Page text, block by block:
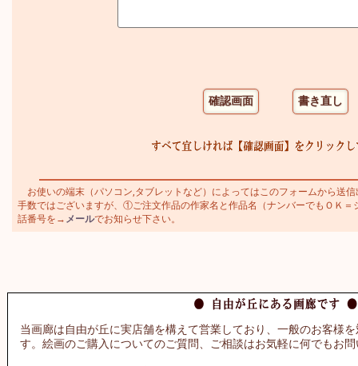
お使いの端末（パソコン,タブレットなど）によってはこのフォームから送
手数ではございますが、①ご注文作品の作家名と作品名（ナンバーでもＯＫ
話番号を→ メールでお知らせ下さい。
当画廊は自由が丘に実店舗を構えて営業しており、一般のお客様
す。絵画のご購入についてのご質問、ご相談はお気軽に何でもお